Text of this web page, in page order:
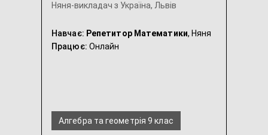
Няня-викладач з Україна, Львів
Навчає: Репетитор Математики, Няня
Працює: Онлайн
Алгебра та геометрія 9 клас